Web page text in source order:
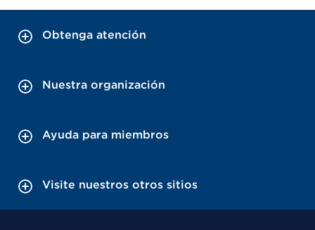
Obtenga atención
Nuestra organización
Ayuda para miembros
Visite nuestros otros sitios